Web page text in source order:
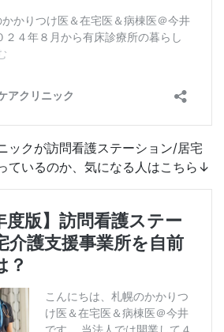
ックが訪問看護ステーション/居宅
ているのか、気になる人はこちら↓